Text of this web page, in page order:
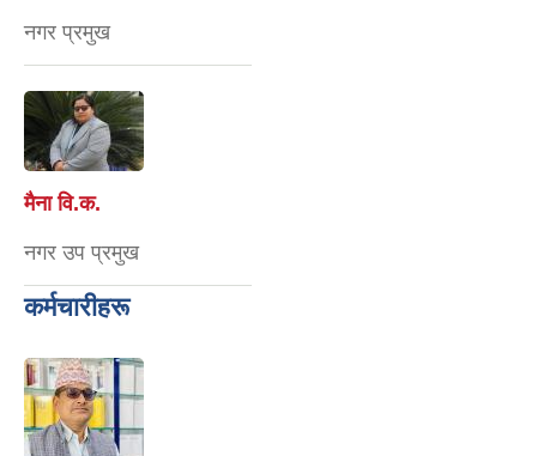
नगर प्रमुख
मैना वि‍.क.
नगर उप प्रमुख
कर्मचारीहरू